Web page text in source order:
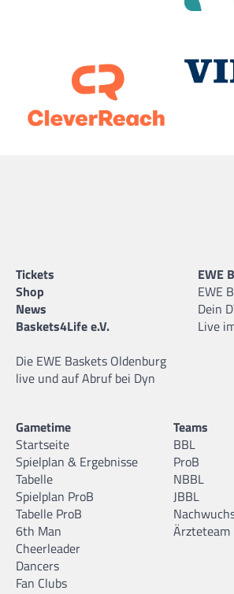
Tickets
Shop
News
Baskets4Life e.V.
Die EWE Baskets Oldenburg
live und auf Abruf bei Dyn
EWE
EWE
Dein
Live
Gametime
Startseite
Spielplan & Ergebnisse
Tabelle
Spielplan ProB
Tabelle ProB
6th Man
Cheerleader
Dancers
Fan Clubs
Teams
BBL
ProB
NBBL
JBBL
Ärzteteam